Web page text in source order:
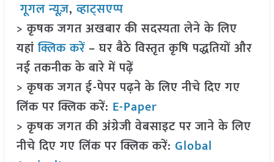
गूगल न्यूज़,व्हाट्सएप्प
> कृषक जगत अखबार की सदस्यता लेने के लिए
यहांक्लिक करें– घर बैठे विस्तृत कृषि पद्धतियों और
नई तकनीक के बारे में पढ़ें
> कृषक जगत ई-पेपर पढ़ने के लिए नीचे दिए गए
लिंक पर क्लिक करें: E-Paper
> कृषक जगत की अंग्रेजी वेबसाइट पर जाने के लिए
नीचे दिए गए लिंक पर क्लिक करें: Global